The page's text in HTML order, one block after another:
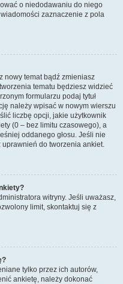
o niedodawaniu do niego
zaznaczenie z pola
nowy temat bądź zmieniasz
tematu będziesz widzieć
formularzu podaj tytuł
należy wpisać w nowym wierszu
liczbę opcji, jakie użytkownik
(0 – bez limitu czasowego), a
oddanego głosu. Jeśli nie
do tworzenia ankiet.
witryny. Jeśli uważasz,
limit, skontaktuj się z
tylko przez ich autorów,
ankietę, należy dokonać